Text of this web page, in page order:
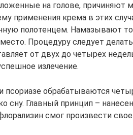
на голове, причиняют
применения крема в этих
полотенцем. Намазывают
Процедуру следует
от двух до четырех
излечение.
псориазе обрабатываются
сну. Главный принцип –
смог произвести